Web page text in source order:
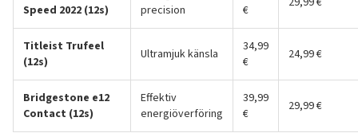
Speed 2022 (12s)
precision
€
Titleist Trufeel
(12s)
Ultramjuk känsla
34,99
€
24,99 €
Bridgestone e12
Contact (12s)
Effektiv
energiöverföring
39,99
€
29,99 €